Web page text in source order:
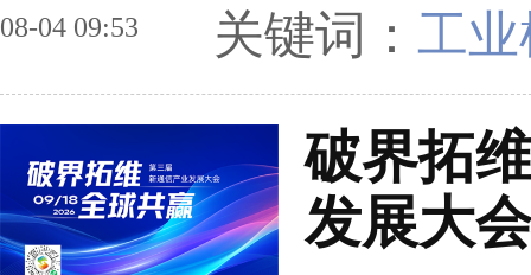
08-04 09:53 关键词： 工
破界拓
发展大